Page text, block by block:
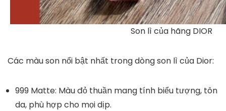
Son lì của hãng DIOR
Các màu son nổi bật nhất trong dòng son lì của Dior:
999 Matte: Màu đỏ thuần mang tính biểu tượng, tôn
da, phù hợp cho mọi dịp.